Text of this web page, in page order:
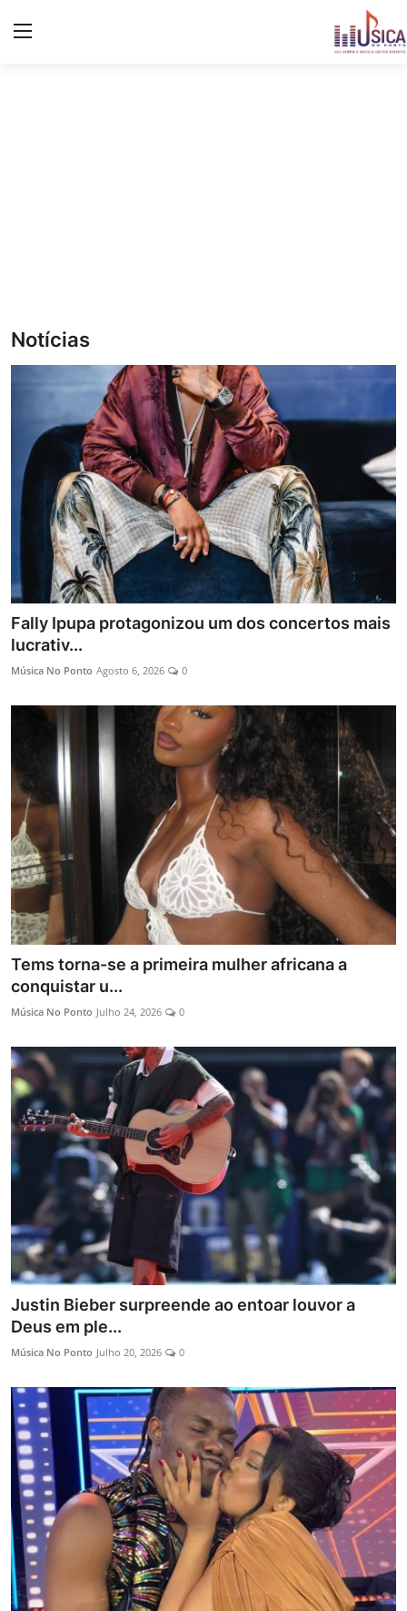
Letras de músicas/Frases
Galeria
Mundo
Entrevistas
Notícias
Fally Ipupa protagonizou um dos concertos mais
lucrativ...
Música No Ponto Agosto 6, 2026 0
Tems torna-se a primeira mulher africana a
conquistar u...
Música No Ponto Julho 24, 2026 0
Justin Bieber surpreende ao entoar louvor a
Deus em ple...
Música No Ponto Julho 20, 2026 0